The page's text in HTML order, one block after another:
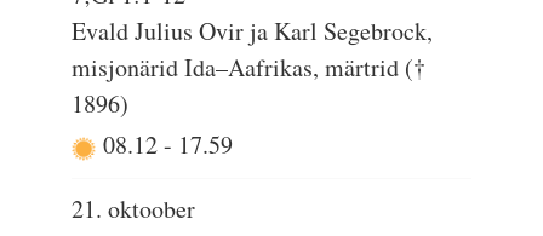
Evald Julius Ovir ja Karl Segebrock,
misjonärid Ida–Aafrikas, märtrid (†
1896)
08.12- 17.59
21. oktoober